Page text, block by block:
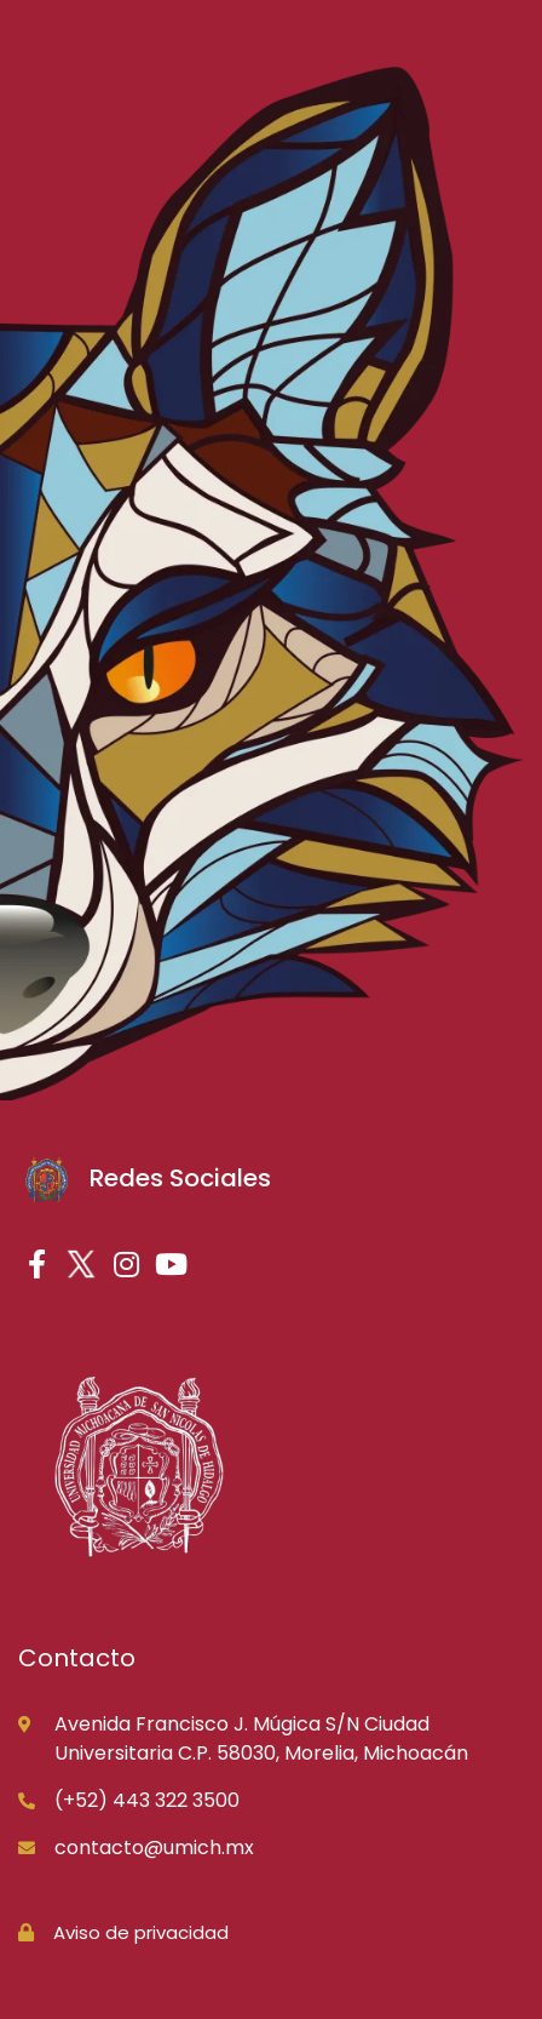
Redes Sociales
Contacto
Avenida Francisco J. Múgica S/N Ciudad
Universitaria C.P. 58030, Morelia, Michoacán
(+52) 443 322 3500
contacto@umich.mx
Aviso de privacidad